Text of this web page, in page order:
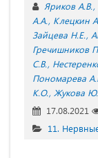
Яриков А.В.
А.А. Клецкин
Зайцева Н.Е.
Гречишников
С.В.
Пономарева
К.О. Жукова
17.08.2021
11.